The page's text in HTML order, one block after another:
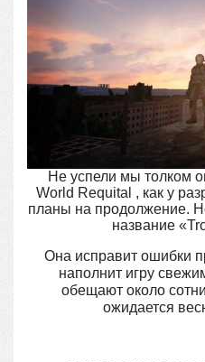
Не успели мы толком
World Requital , как у
планы на продолжение.
название
Она исправит ошибки
наполнит игру
обещают около
ожидается